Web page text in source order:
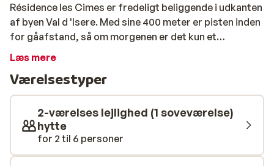
Résidence les Cimes er fredeligt beliggende i udkanten
af byen Val d 'Isere. Med sine 400 meter er pisten inden
for gåafstand, så om morgenen er det kun et
spørgsmål om en kort gåtur før du kan klikke dine ski
rumme fra 2 -og op til 6 personer. Du har eget køkken
med alt det nødvendige, samt en skøn balkon der
bringer dig en fantastisk udsigt ud over det
snedækkede landskab.
Læs mere
Værelsestyper
2-værelses lejlighed (1 soveværelse)
hytte
for 2 til 6 personer